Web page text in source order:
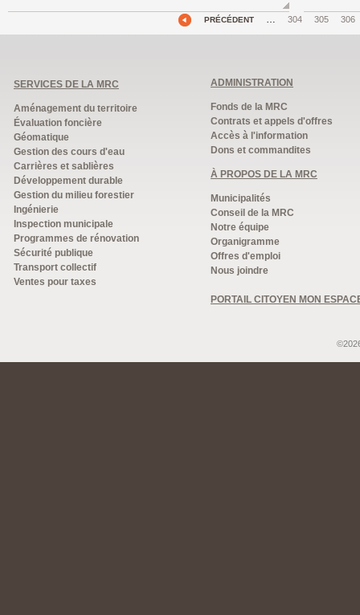
PRÉCÉDENT … 304 305 306
SERVICES DE LA MRC
Aménagement du territoire
Évaluation foncière
Géomatique
Gestion des cours d'eau
Carrières et sablières
Développement durable
Gestion du milieu forestier
Ingénierie
Inspection municipale
Programmes de rénovation
Sécurité publique
Transport collectif
Ventes pour taxes
ADMINISTRATION
Fonds de la MRC
Contrats et appels d'offres
Accès à l'information
Dons et commandites
À PROPOS DE LA MRC
Municipalités
Conseil de la MRC
Notre équipe
Organigramme
Offres d'emploi
Nous joindre
PORTAIL CITOYEN MON